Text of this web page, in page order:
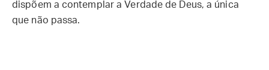
dispõem a contemplar a Verdade de Deus, a única
que não passa.